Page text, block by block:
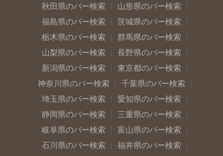
秋田県のバー検索
山形県のバー検索
福島県のバー検索
茨城県のバー検索
栃木県のバー検索
群馬県のバー検索
山梨県のバー検索
長野県のバー検索
新潟県のバー検索
東京都のバー検索
神奈川県のバー検索
千葉県のバー検索
埼玉県のバー検索
愛知県のバー検索
静岡県のバー検索
三重県のバー検索
岐阜県のバー検索
富山県のバー検索
石川県のバー検索
福井県のバー検索